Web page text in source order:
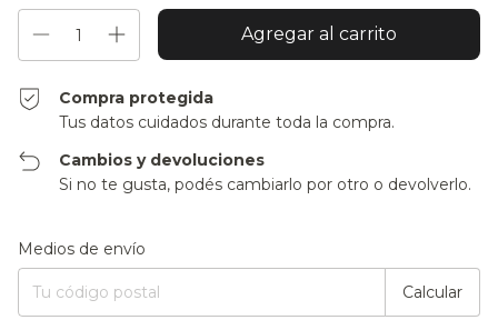
Compra protegida
Tus datos cuidados durante toda la compra.
Cambios y devoluciones
Si no te gusta, podés cambiarlo por otro o devolverlo.
Entregas para el CP:
Medios de envío
Calcular